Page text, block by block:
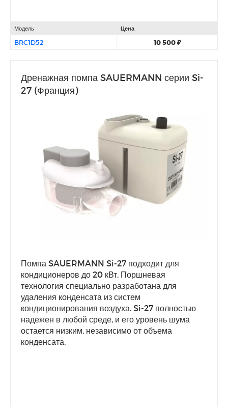
Модель Цена
BRC1D52 10 500 ₽
Дренажная помпа SAUERMANN серии Si-
27 (Франция)
Помпа SAUERMANN Si-27 подходит для
кондиционеров до 20 кВт. Поршневая
технология специально разработана для
удаления конденсата из систем
кондиционирования воздуха. Si-27 полностью
надежен в любой среде, и его уровень шума
остается низким, независимо от объема
конденсата.